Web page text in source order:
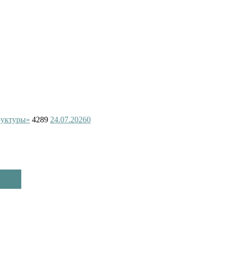
4289 24.07.20260